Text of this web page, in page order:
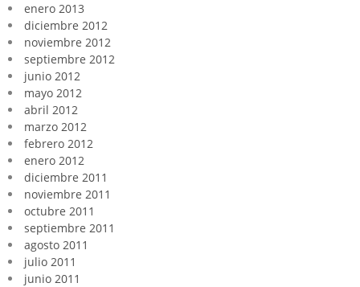
enero 2013
diciembre 2012
noviembre 2012
septiembre 2012
junio 2012
mayo 2012
abril 2012
marzo 2012
febrero 2012
enero 2012
diciembre 2011
noviembre 2011
octubre 2011
septiembre 2011
agosto 2011
julio 2011
junio 2011